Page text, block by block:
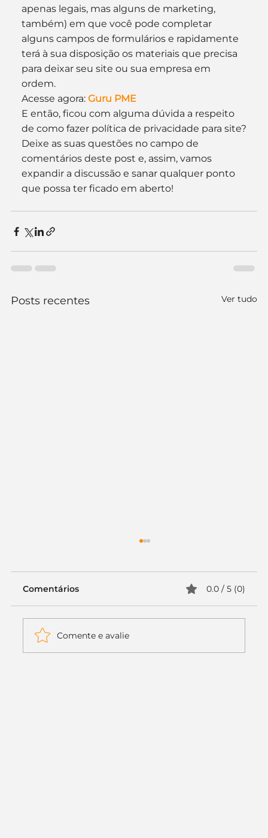
apenas legais, mas alguns de marketing,
também) em que você pode completar
alguns campos de formulários e rapidamente
terá à sua disposição os materiais que precisa
para deixar seu site ou sua empresa em
ordem.
Acesse agora: Guru PME
E então, ficou com alguma dúvida a respeito
de como fazer política de privacidade para site?
Deixe as suas questões no campo de
comentários deste post e, assim, vamos
expandir a discussão e sanar qualquer ponto
que possa ter ficado em aberto!
Posts recentes Ver tudo
Comentários 0.0 / 5 (0)
Comente e avalie